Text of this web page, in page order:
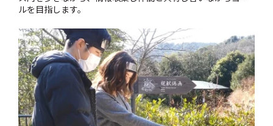
ルを目指します。